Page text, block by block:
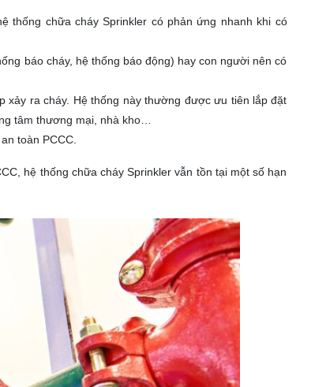
thống chữa cháy Sprinkler có phản ứng nhanh khi có
báo cháy, hệ thống báo động) hay con người nên có
ra cháy. Hệ thống này thường được ưu tiên lắp đặt
tâm thương mại, nhà kho…
toàn PCCC.
hệ thống chữa cháy Sprinkler vẫn tồn tại một số hạn